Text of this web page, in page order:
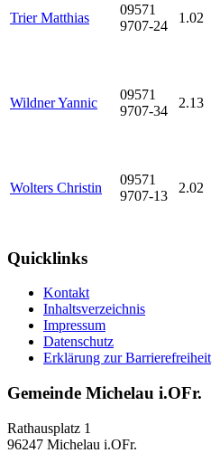
Trier Matthias
09571
9707-24
1.02
Wildner Yannic
09571
9707-34
2.13
Wolters Christin
09571
9707-13
2.02
Quicklinks
Kontakt
Inhaltsverzeichnis
Impressum
Datenschutz
Erklärung zur Barrierefreiheit
Gemeinde Michelau i.OFr.
Rathausplatz 1
96247 Michelau i.OFr.